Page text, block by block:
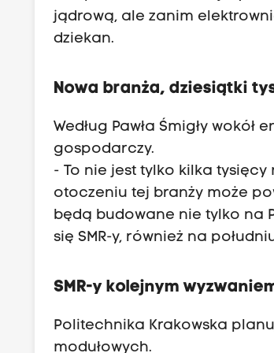
jądrową, ale zanim
dziekan.
Nowa branża, dziesiątki
Według Pawła Śmigły
gospodarczy.
- To nie jest tylko kilka
otoczeniu tej branży może
będą budowane nie tylko na
się SMR-y, również na
SMR-y kolejnym
Politechnika Krakowska
modułowych.